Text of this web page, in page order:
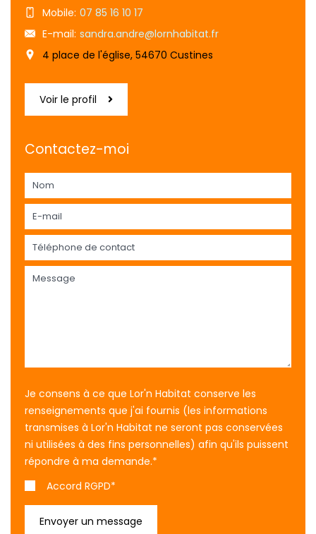
Mobile: 07 85 16 10 17
E-mail: sandra.andre@lornhabitat.fr
4 place de l'église, 54670 Custines
Voir le profil
Contactez-moi
Je consens à ce que Lor'n Habitat conserve les
renseignements que j'ai fournis (les informations
transmises à Lor'n Habitat ne seront pas conservées
ni utilisées à des fins personnelles) afin qu'ils puissent
répondre à ma demande.*
Accord RGPD*